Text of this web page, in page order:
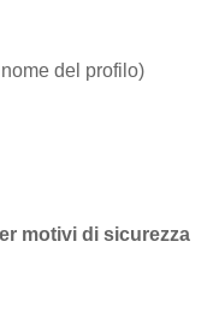
del profilo)
motivi di sicurezza